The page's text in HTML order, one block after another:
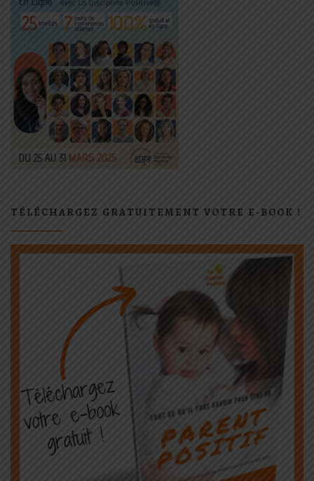
TÉLÉCHARGEZ GRATUITEMENT VOTRE E-BOOK !